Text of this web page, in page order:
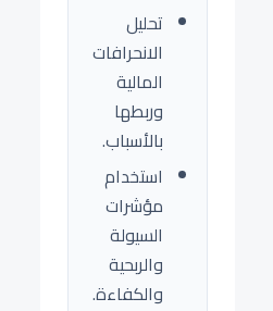
تحليل
الانحرافات
المالية
وربطها
بالأسباب.
استخدام
مؤشرات
السيولة
والربحية
والكفاءة.